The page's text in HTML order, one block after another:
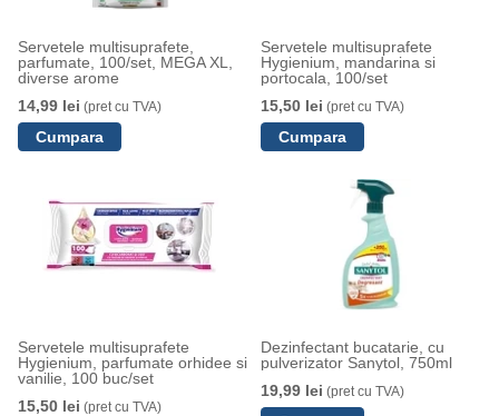
Servetele multisuprafete,
parfumate, 100/set, MEGA XL,
diverse arome
14,99 lei (pret cu TVA)
Servetele multisuprafete
Hygienium, mandarina si
portocala, 100/set
15,50 lei (pret cu TVA)
Servetele multisuprafete
Hygienium, parfumate orhidee si
vanilie, 100 buc/set
15,50 lei (pret cu TVA)
Dezinfectant bucatarie, cu
pulverizator Sanytol, 750ml
19,99 lei (pret cu TVA)